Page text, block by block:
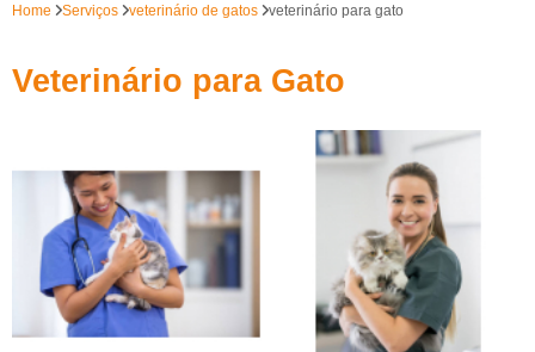
Home Serviços veterinário de gatos veterinário para gato
Veterinário para Gato